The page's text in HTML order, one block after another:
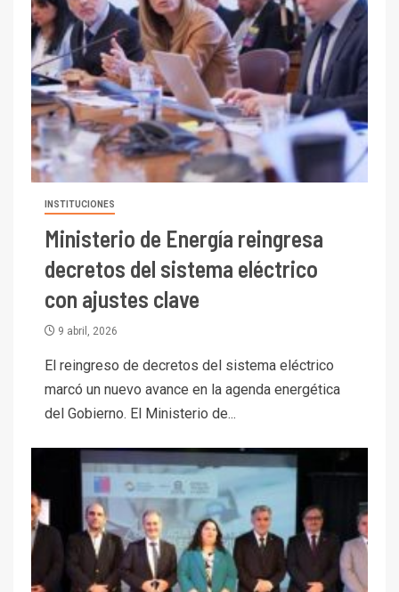
INSTITUCIONES
Ministerio de Energía reingresa
decretos del sistema eléctrico
con ajustes clave
9 abril, 2026
El reingreso de decretos del sistema eléctrico
marcó un nuevo avance en la agenda energética
del Gobierno. El Ministerio de...